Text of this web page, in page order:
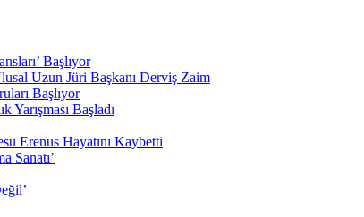
Başlıyor
Uzun Jüri Başkanı Derviş Zaim
Başlıyor
Başladı
Erenus Hayatını Kaybetti
Sanatı’